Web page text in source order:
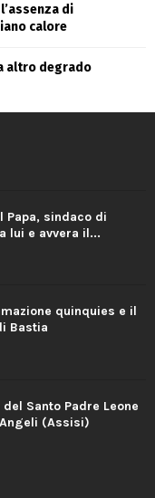
di
calore
altro degrado
Papa, sindaco di
lui e avvera il...
quinquies e il
Bastia
Santo Padre Leone
(Assisi)